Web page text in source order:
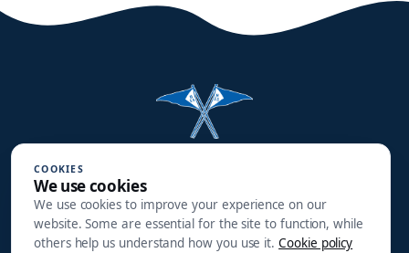
Småbåtsgatan 3
302 90 HALMSTAD
COOKIES
We use cookies
We use cookies to improve your experience on our
website. Some are essential for the site to function, while
others help us understand how you use it. Cookie policy